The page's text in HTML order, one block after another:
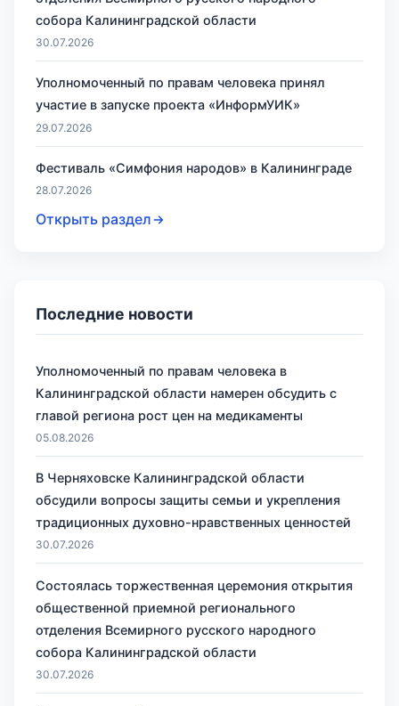
собора Калининградской области
30.07.2026
Уполномоченный по правам человека принял
участие в запуске проекта «ИнформУИК»
29.07.2026
Фестиваль «Симфония народов» в Калининграде
28.07.2026
Открыть раздел
Последние новости
Уполномоченный по правам человека в
Калининградской области намерен обсудить с
главой региона рост цен на медикаменты
05.08.2026
В Черняховске Калининградской области
обсудили вопросы защиты семьи и укрепления
традиционных духовно-нравственных ценностей
30.07.2026
Состоялась торжественная церемония открытия
общественной приемной регионального
отделения Всемирного русского народного
собора Калининградской области
30.07.2026